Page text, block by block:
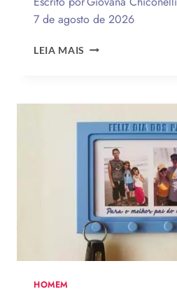
7 de agosto de 2026
LEIA MAIS CESTA
DOS
PAIS:
MAIS
IDEIAS
INSPIRAR
A
MONTAR
HOMEM